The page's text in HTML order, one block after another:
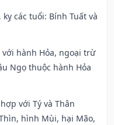
các tuổi: Bính Tuất và
hành Hỏa, ngoại trừ
Ngọ thuộc hành Hỏa
với Tý và Thân
hình Mùi, hại Mão,